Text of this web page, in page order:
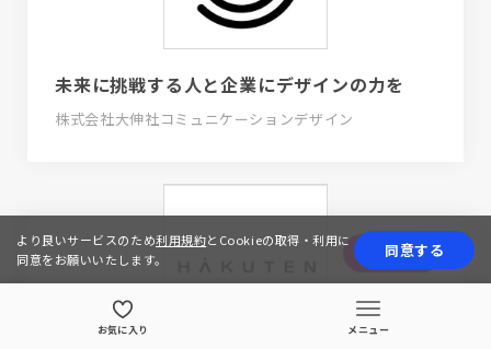
お気に入り メニュー
応募する
未来に挑戦する人と企業にデザインの力を
株式会社大伸社コミュニケーションデザイン
より良いサービスのため利用規約とCookieの取得・利用に
同意をお願いいたします。
同意する